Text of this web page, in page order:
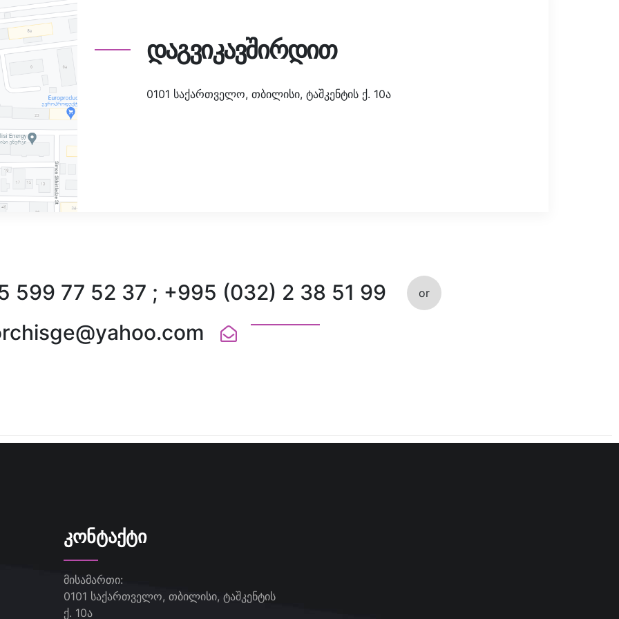
დაგვიკავშირდით
0101 საქართველო, თბილისი, ტაშკენტის ქ. 10ა
599 77 52 37 ; +995 (032) 2 38 51 99 or
ᲙᲝᲜᲢᲐᲥᲢᲘ
მისამართი:
0101 საქართველო, თბილისი, ტაშკენტის
ქ. 10ა